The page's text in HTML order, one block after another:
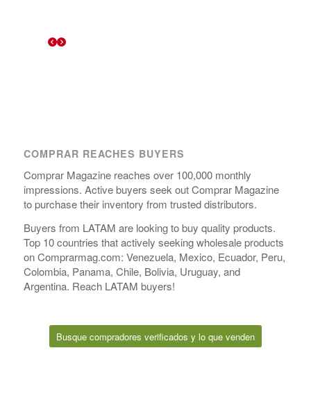
COMPRAR REACHES BUYERS
Comprar Magazine reaches over 100,000 monthly
impressions. Active buyers seek out Comprar Magazine
to purchase their inventory from trusted distributors.
Buyers from LATAM are looking to buy quality products.
Top 10 countries that actively seeking wholesale products
on Comprarmag.com: Venezuela, Mexico, Ecuador, Peru,
Colombia, Panama, Chile, Bolivia, Uruguay, and
Argentina. Reach LATAM buyers!
Busque compradores verificados y lo que venden